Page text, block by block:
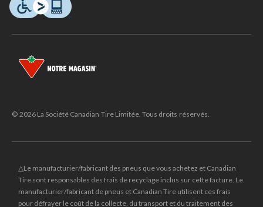
© 2026 La Société Canadian Tire Limitée. Tous droits réservés.
△Le manufacturier/fabricant des pneus que vous achetez et Canadian
Tire sont responsables des frais de recyclage inclus sur cette facture. Le
manufacturier/fabricant de pneus et Canadian Tire utilisent ces frais
pour défrayer le coût de la collecte, du transport et du traitement des